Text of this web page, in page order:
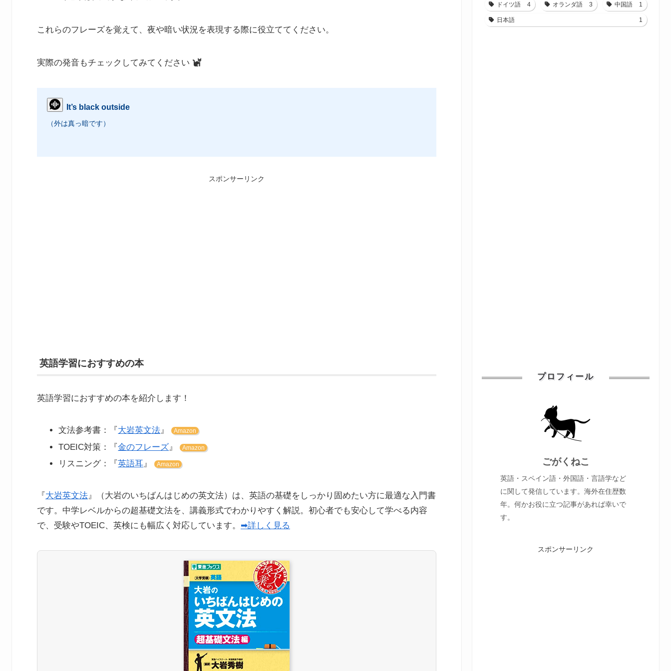
これらのフレーズを覚えて、夜や暗い状況を表現する際に役立ててください。
実際の発音もチェックしてみてください
It’s black outside
（外は真っ暗です）
スポンサーリンク
英語学習におすすめの本
英語学習におすすめの本を紹介します！
文法参考書：『 大岩英文法』 Amazon
TOEIC対策：『金のフレーズ 』 Amazon
リスニング：『英語耳』 Amazon
『 大岩英文法』（大岩のいちばんはじめの英文法）は、英語の基礎をしっかり固めたい方に最適な入門書
です。中学レベルからの超基礎文法を、講義形式でわかりやすく解説。初心者でも安心して学べる内容
で、受験やTOEIC、英検にも幅広く対応しています。 ➡詳しく見る
ドイツ語 4 オランダ語 3 中国語 1
日本語 1
プロフィール
ごがくねこ
英語・スペイン語・外国語・言語学など
に関して発信しています。海外在住歴数
年。何かお役に立つ記事があれば幸いで
す。
スポンサーリンク